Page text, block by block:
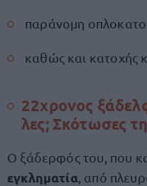
παράνομη
καθώς και κατοχής
22χρονος
λες; Σκότωσες
Ο ξάδερφός του, που
εγκληματία , από